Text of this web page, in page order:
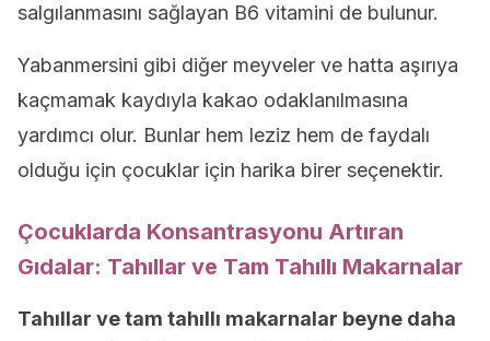
salgılanmasını sağlayan B6 vitamini de bulunur.
Yabanmersini gibi diğer meyveler ve hatta aşırıya
kaçmamak kaydıyla kakao odaklanılmasına
yardımcı olur. Bunlar hem leziz hem de faydalı
olduğu için çocuklar için harika birer seçenektir.
Çocuklarda Konsantrasyonu Artıran
Gıdalar: Tahıllar ve Tam Tahıllı Makarnalar
Tahıllar ve tam tahıllı makarnalar beyne daha